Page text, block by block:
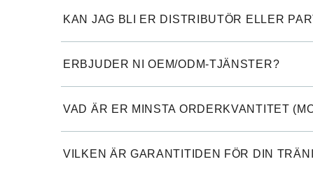
KAN JAG BLI ER DISTRIBUTÖR ELLER
ERBJUDER NI OEM/ODM-TJÄNSTER?
VAD ÄR ER MINSTA ORDERKVANTITET
VILKEN ÄR GARANTITIDEN FÖR DIN